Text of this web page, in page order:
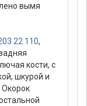
вымя
22 110,
кости, с
шкурой и